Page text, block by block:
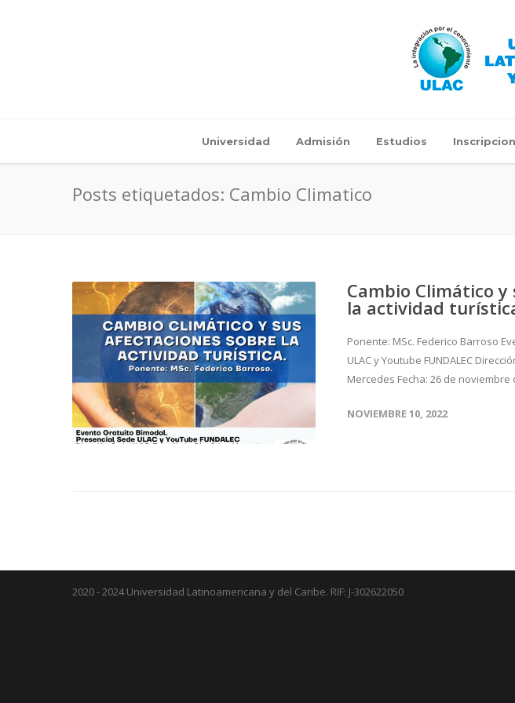
Universidad Admisión Estudios
Posts etiquetados: Cambio Climatico
Cambio Climático
la actividad
Ponente: MSc. Federico Barroso
ULAC y Youtube FUNDALEC
Mercedes Fecha: 26 de noviembre
NOVIEMBRE 10, 2022
2020 - 2024 Universidad Latinoamericana y del Caribe. RIF: J-302622050